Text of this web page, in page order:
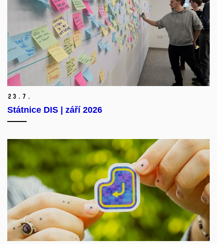
23. 7.
Státnice DIS | září 2026